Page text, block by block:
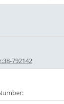
792142